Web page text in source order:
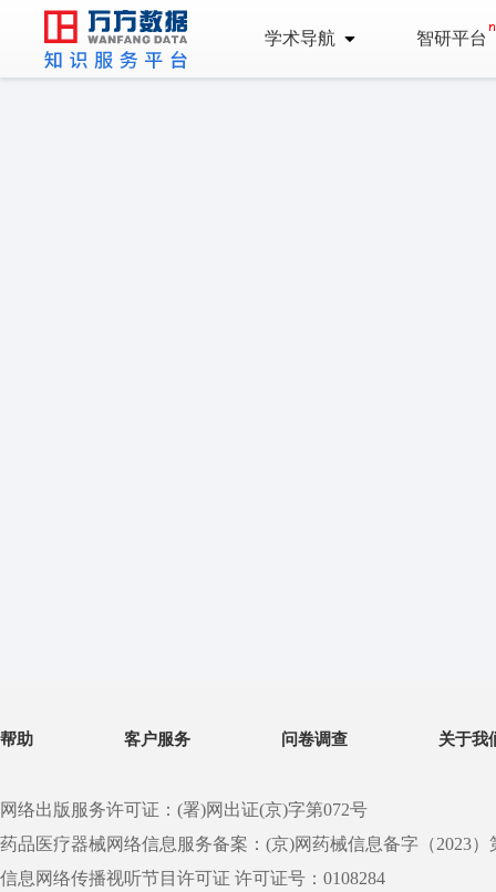
学术导航 智研平台
帮助 客户服务 问卷调查 关于我
网络出版服务许可证：(署)网出证(京)字第072号
药品医疗器械网络信息服务备案：(京)网药械信息备字（2023）
信息网络传播视听节目许可证 许可证号：0108284